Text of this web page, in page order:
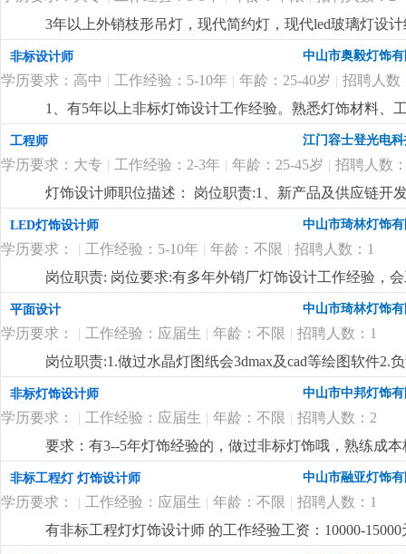
3年以上外销枝形吊灯，现代简约灯，现代led玻璃灯设
上产品的色彩以及材料运用拥有独特理解和较深认识。
能熟练运用autocad，adobephotos，3dsma等软件，自
薪+高提成，欢迎有相关经验的有志之士加入！！！此
非标设计师 中山市奥毅灯饰
学历要求：高中 | 工作经验：5-10年 | 年龄：25-40岁 | 招聘人数
1、有5年以上非标灯饰设计工作经验。熟悉灯饰材料、
2、懂安规，精通 cad、3d max等设计软件，能独立完
项目进度，接受加班。
工程师 江门容士登光电
学历要求：大专 | 工作经验：2-3年 | 年龄：25-45岁 | 招聘人数
灯饰设计师职位描述： 岗位职责:1、新产品及供应链开
3、负责新产品bom表、报价等资料归整，对生产作业
pro/e、solidwork等设计软件，能独立编制相关规范性
特性，熟悉加工、压铸、电镀及喷涂等表面处理工艺;4.
细...
LED灯饰设计师 中山市琦林灯饰
学历要求： | 工作经验：5-10年 | 年龄：不限 | 招聘人数：1
岗位职责: 岗位要求:有多年外销厂灯饰设计工作经验，
要求熟悉，会做bom物料表，待遇7000-10000更详细...
平面设计 中山市琦林灯饰
学历要求： | 工作经验：应届生 | 年龄：不限 | 招聘人数：1
岗位职责:1.做过水晶灯图纸会3dmax及cad等绘图软件
念、产品性能和生产条件4.绘制设计草图、设计图及材
虑）6.独立完成产品bom表 任职要求：1.会用cad等相关
非标灯饰设计师 中山市中邦灯饰
学历要求： | 工作经验：应届生 | 年龄：不限 | 招聘人数：2
要求：有3--5年灯饰经验的，做过非标灯饰哦，熟练成本
非标工程灯 灯饰设计师 中山市融亚灯饰
学历要求： | 工作经验：应届生 | 年龄：不限 | 招聘人数：1
有非标工程灯灯饰设计师 的工作经验工资：10000-15000